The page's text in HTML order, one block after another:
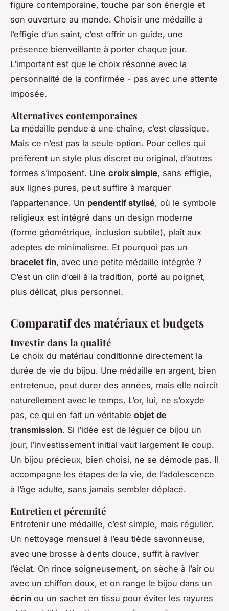
figure contemporaine, touche par son énergie et
son ouverture au monde. Choisir une médaille à
l’effigie d’un saint, c’est offrir un guide, une
présence bienveillante à porter chaque jour.
L’important est que le choix résonne avec la
personnalité de la confirmée - pas avec une attente
imposée.
Alternatives contemporaines
La médaille pendue à une chaîne, c’est classique.
Mais ce n’est pas la seule option. Pour celles qui
préfèrent un style plus discret ou original, d’autres
formes s’imposent. Une croix simple, sans effigie,
aux lignes pures, peut suffire à marquer
l’appartenance. Un pendentif stylisé, où le symbole
religieux est intégré dans un design moderne
(forme géométrique, inclusion subtile), plaît aux
adeptes de minimalisme. Et pourquoi pas un
bracelet fin, avec une petite médaille intégrée ?
C’est un clin d’œil à la tradition, porté au poignet,
plus délicat, plus personnel.
Comparatif des matériaux et budgets
Investir dans la qualité
Le choix du matériau conditionne directement la
durée de vie du bijou. Une médaille en argent, bien
entretenue, peut durer des années, mais elle noircit
naturellement avec le temps. L’or, lui, ne s’oxyde
pas, ce qui en fait un véritable objet de
transmission. Si l’idée est de léguer ce bijou un
jour, l’investissement initial vaut largement le coup.
Un bijou précieux, bien choisi, ne se démode pas. Il
accompagne les étapes de la vie, de l’adolescence
à l’âge adulte, sans jamais sembler déplacé.
Entretien et pérennité
Entretenir une médaille, c’est simple, mais régulier.
Un nettoyage mensuel à l’eau tiède savonneuse,
avec une brosse à dents douce, suffit à raviver
l’éclat. On rince soigneusement, on sèche à l’air ou
avec un chiffon doux, et on range le bijou dans un
écrin ou un sachet en tissu pour éviter les rayures